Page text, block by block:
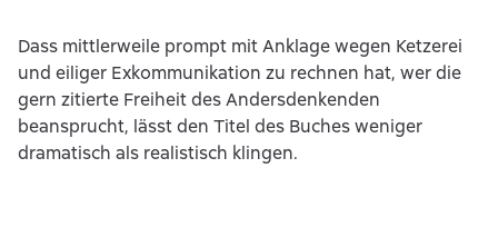
Dass mittlerweile prompt mit Anklage wegen Ketzerei
und eiliger Exkommunikation zu rechnen hat, wer die
gern zitierte Freiheit des Andersdenkenden
beansprucht, lässt den Titel des Buches weniger
dramatisch als realistisch klingen.